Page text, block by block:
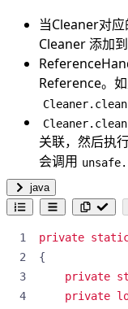
当Cleaner对
Cleaner 添加
Reference。
Cleaner.clean
Cleaner.clean
关联，然后执
会调用
java
private
{
private
private